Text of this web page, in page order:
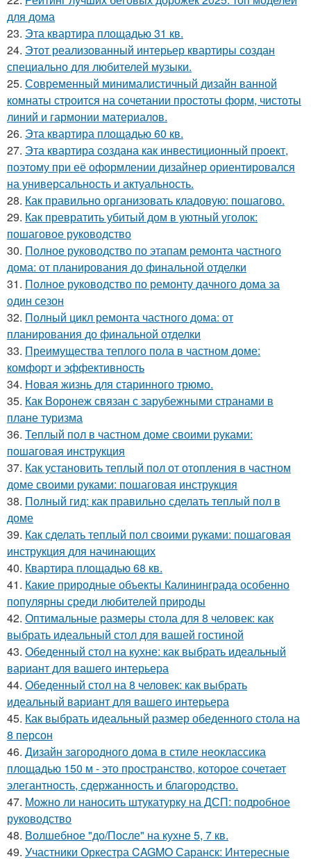
для дома
23. Эта квартира площадью 31 кв.
24. Этот реализованный интерьер квартиры создан
специально для любителей музыки.
25. Современный минималистичный дизайн ванной
комнаты строится на сочетании простоты форм, чистоты
линий и гармонии материалов.
26. Эта квартира площадью 60 кв.
27. Эта квартира создана как инвестиционный проект,
поэтому при её оформлении дизайнер ориентировался
на универсальность и актуальность.
28. Как правильно организовать кладовую: пошагово.
29. Как превратить убитый дом в уютный уголок:
пошаговое руководство
30. Полное руководство по этапам ремонта частного
дома: от планирования до финальной отделки
31. Полное руководство по ремонту дачного дома за
один сезон
32. Полный цикл ремонта частного дома: от
планирования до финальной отделки
33. Преимущества теплого пола в частном доме:
комфорт и эффективность
34. Новая жизнь для старинного трюмо.
35. Как Воронеж связан с зарубежными странами в
плане туризма
36. Теплый пол в частном доме своими руками:
пошаговая инструкция
37. Как установить теплый пол от отопления в частном
доме своими руками: пошаговая инструкция
38. Полный гид: как правильно сделать теплый пол в
доме
39. Как сделать теплый пол своими руками: пошаговая
инструкция для начинающих
40. Квартира площадью 68 кв.
41. Какие природные объекты Калининграда особенно
популярны среди любителей природы
42. Оптимальные размеры стола для 8 человек: как
выбрать идеальный стол для вашей гостиной
43. Обеденный стол на кухне: как выбрать идеальный
вариант для вашего интерьера
44. Обеденный стол на 8 человек: как выбрать
идеальный вариант для вашего интерьера
45. Как выбрать идеальный размер обеденного стола на
8 персон
46. Дизайн загородного дома в стиле неоклассика
площадью 150 м - это пространство, которое сочетает
элегантность, сдержанность и благородство.
47. Можно ли наносить штукатурку на ДСП: подробное
руководство
48. Волшебное "до/После" на кухне 5, 7 кв.
49. Участники Оркестра CAGMO Саранск: Интересные